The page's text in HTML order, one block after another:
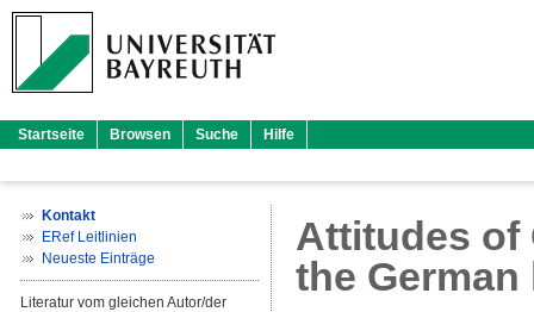
Startseite Browsen Suche Hilfe
Kontakt
ERef Leitlinien
Neueste Einträge
Literatur vom gleichen Autor/der
Attitudes of
the